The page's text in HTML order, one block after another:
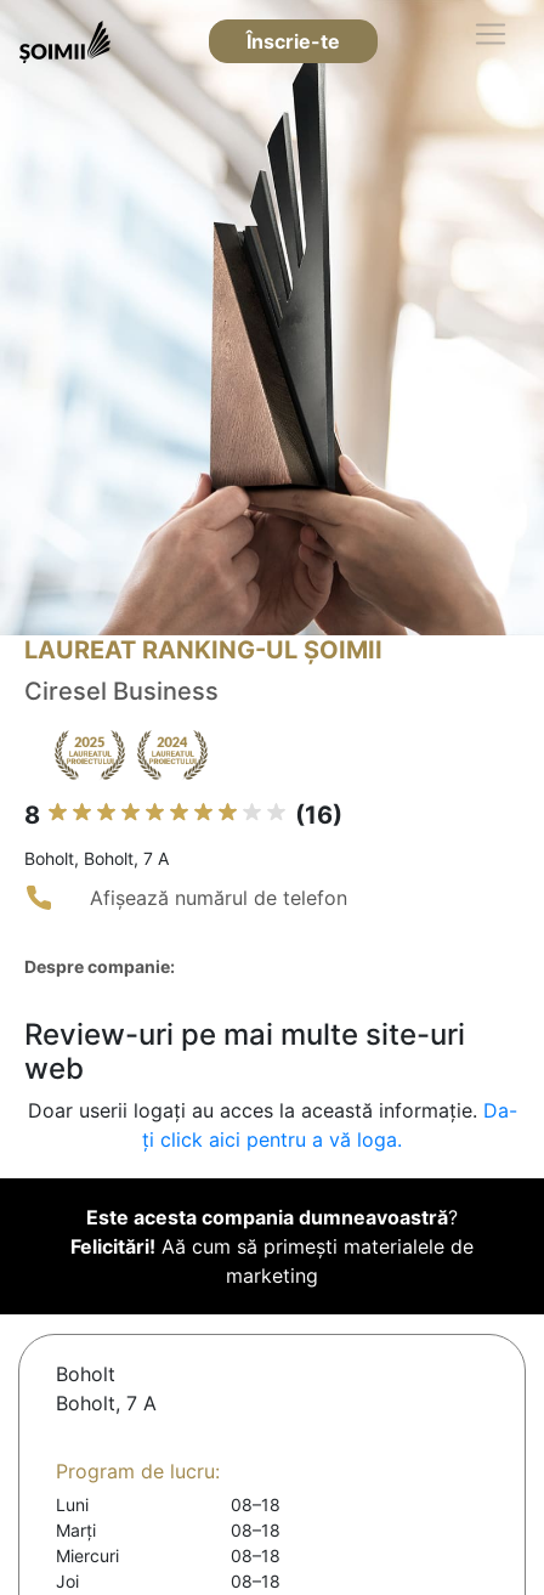
Înscrie-te
LAUREAT RANKING-UL ȘOIMII
Ciresel Business
8 (16)
Boholt, Boholt, 7 A
Afișează numărul de telefon
Despre companie:
Review-uri pe mai multe site-uri
web
Doar userii logați au acces la această informație. Da-
ți click aici pentru a vă loga.
Este acesta compania dumneavoastră?
Felicitări! Aă cum să primești materialele de
marketing
Boholt
Boholt, 7 A
Program de lucru:
Luni
08–18
Marți
08–18
Miercuri
08–18
Joi
08–18